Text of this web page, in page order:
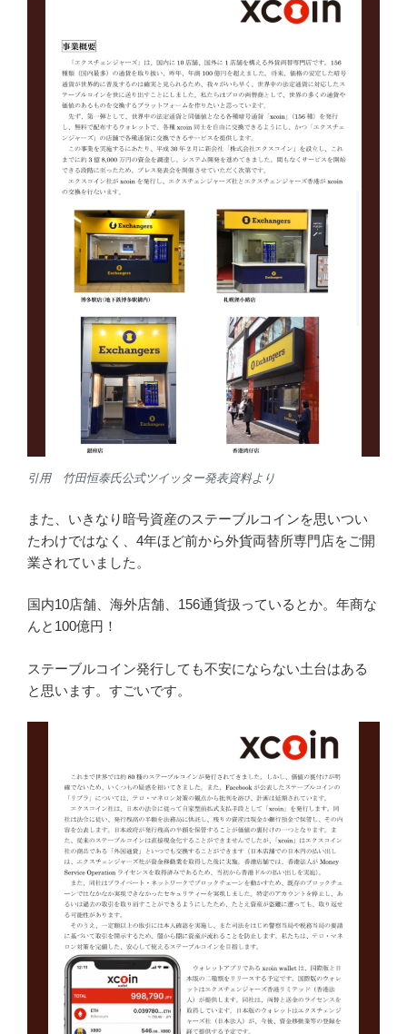
引用 竹田恒泰氏公式ツイッター発表資料より
また、いきなり暗号資産のステーブルコインを思いつい
たわけではなく、4年ほど前から外貨両替所専門店をご開
業されていました。
国内10店舗、海外店舗、156通貨扱っているとか。年商な
んと100億円！
ステーブルコイン発行しても不安にならない土台はある
と思います。すごいです。